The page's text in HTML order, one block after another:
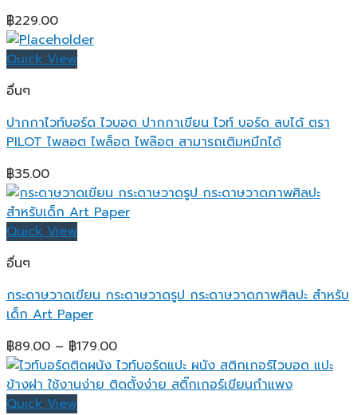
฿229.00
Quick View
อื่นๆ
ปากกาไวท์บอร์ด ไวบอด ปากกาเขียน ไวท์ บอร์ด ลบได้ ตรา
PILOT ไพลอต ไพล็อต ไพล๊อต สามารถเติมหมึกได้
฿35.00
Quick View
อื่นๆ
กระดาษวาดเขียน กระดาษวาดรูป กระดาษวาดภาพศิลปะ สำหรับ
เด็ก Art Paper
฿89.00 – ฿179.00Price
range:
฿89.00
Quick View